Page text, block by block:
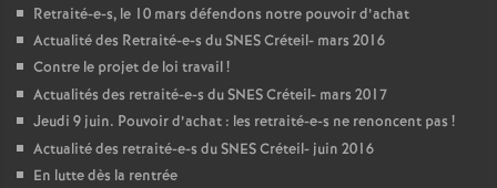
Retraité-e-s, le 10 mars défendons notre pouvoir d’achat
Actualité des Retraité-e-s duSNESCréteil- mars 2016
Contre le projet de loi travail!
Actualités des retraité-e-s duSNESCréteil- mars 2017
Jeudi 9 juin. Pouvoir d’achat : les retraité-e-s ne renoncent pas !
Actualité des retraité-e-s duSNESCréteil- juin 2016
En lutte dès la rentrée